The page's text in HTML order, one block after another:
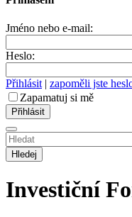
Jméno nebo e-mail:
Heslo:
Přihlásit | zapoměli jste
Zapamatuj si mě
Hledej
Investiční